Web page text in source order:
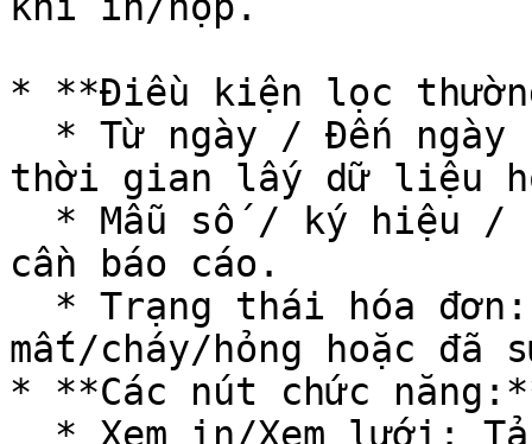
* **Điều kiện lọc
thời gian lấy dữ liệu
cần báo cáo.
mất/cháy/hỏng hoặc đã
* **Các nút chức